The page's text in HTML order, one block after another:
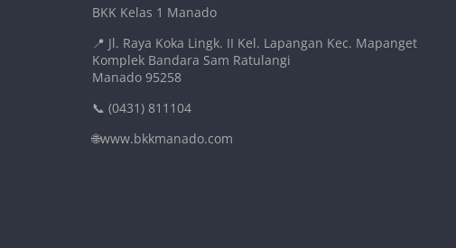
BKK Kelas 1 Manado
📍 Jl. Raya Koka Lingk. II Kel. Lapangan Kec. Mapanget
Komplek Bandara Sam Ratulangi
Manado 95258
📞 (0431) 811104
🌐www.bkkmanado.com